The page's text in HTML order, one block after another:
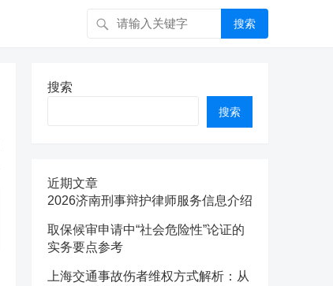
搜索
搜索
搜索
近期文章
2026济南刑事辩护律师服务信息介绍
取保候审申请中“社会危险性”论证的
实务要点参考
上海交通事故伤者维权方式解析：从